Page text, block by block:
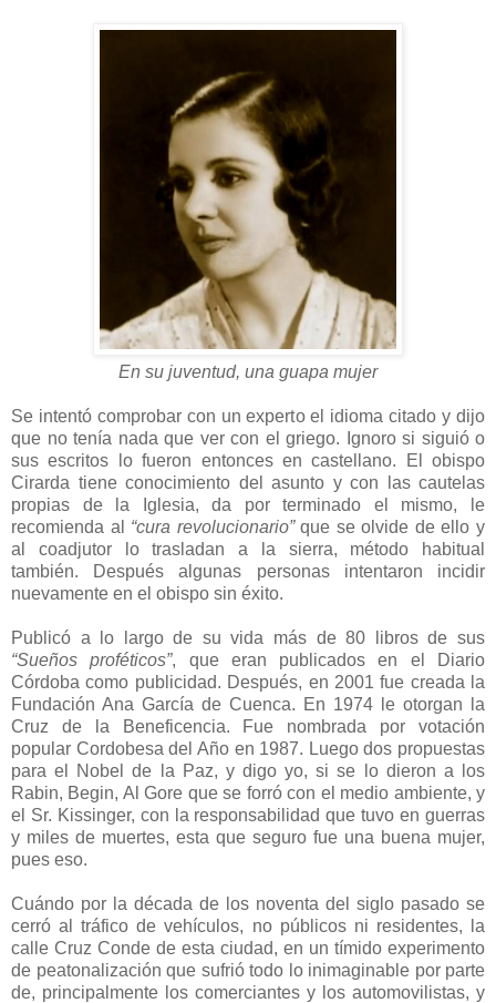
En su juventud, una guapa mujer
Se intentó comprobar con un experto el idioma citado y dijo
que no tenía nada que ver con el griego. Ignoro si siguió o
sus escritos lo fueron entonces en castellano. El obispo
Cirarda tiene conocimiento del asunto y con las cautelas
propias de la Iglesia, da por terminado el mismo, le
recomienda al “cura revolucionario”que se olvide de ello y
al coadjutor lo trasladan a la sierra, método habitual
también. Después algunas personas intentaron incidir
nuevamente en el obispo sin éxito.
Publicó a lo largo de su vida más de 80 libros de sus
“Sueños proféticos”, que eran publicados en el Diario
Córdoba como publicidad. Después, en 2001 fue creada la
Fundación Ana García de Cuenca. En 1974 le otorgan la
Cruz de la Beneficencia. Fue nombrada por votación
popular Cordobesa del Año en 1987. Luego dos propuestas
para el Nobel de la Paz, y digo yo, si se lo dieron a los
Rabin, Begin, Al Gore que se forró con el medio ambiente, y
el Sr. Kissinger, con la responsabilidad que tuvo en guerras
y miles de muertes, esta que seguro fue una buena mujer,
pues eso.
Cuándo por la década de los noventa del siglo pasado se
cerró al tráfico de vehículos, no públicos ni residentes, la
calle Cruz Conde de esta ciudad, en un tímido experimento
de peatonalización que sufrió todo lo inimaginable por parte
de, principalmente los comerciantes y los automovilistas, y